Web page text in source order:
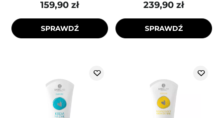
159,90 zł
SPRAWDŹ
239,90 zł
SPRAWDŹ